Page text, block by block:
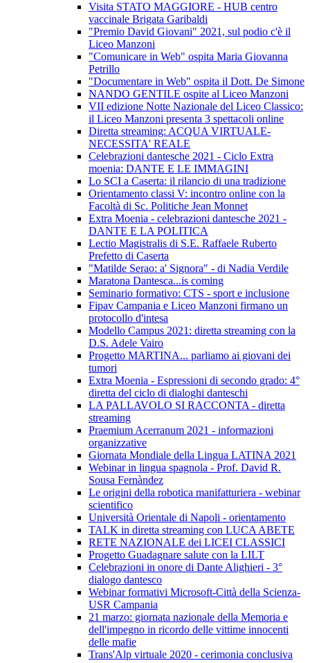
Visita STATO MAGGIORE - HUB centro
vaccinale Brigata Garibaldi
"Premio David Giovani" 2021, sul podio c'è il
Liceo Manzoni
"Comunicare in Web" ospita Maria Giovanna
Petrillo
"Documentare in Web" ospita il Dott. De Simone
NANDO GENTILE ospite al Liceo Manzoni
VII edizione Notte Nazionale del Liceo Classico:
il Liceo Manzoni presenta 3 spettacoli online
Diretta streaming: ACQUA VIRTUALE-
NECESSITA' REALE
Celebrazioni dantesche 2021 - Ciclo Extra
moenia: DANTE E LE IMMAGINI
Lo SCI a Caserta: il rilancio di una tradizione
Orientamento classi V: incontro online con la
Facoltà di Sc. Politiche Jean Monnet
Extra Moenia - celebrazioni dantesche 2021 -
DANTE E LA POLITICA
Lectio Magistralis di S.E. Raffaele Ruberto
Prefetto di Caserta
"Matilde Serao: a' Signora" - di Nadia Verdile
Maratona Dantesca...is coming
Seminario formativo: CTS - sport e inclusione
Fipav Campania e Liceo Manzoni firmano un
protocollo d'intesa
Modello Campus 2021: diretta streaming con la
D.S. Adele Vairo
Progetto MARTINA... parliamo ai giovani dei
tumori
Extra Moenia - Espressioni di secondo grado: 4°
diretta del ciclo di dialoghi danteschi
LA PALLAVOLO SI RACCONTA - diretta
streaming
Praemium Acerranum 2021 - informazioni
organizzative
Giornata Mondiale della Lingua LATINA 2021
Webinar in lingua spagnola - Prof. David R.
Sousa Fernàndez
Le origini della robotica manifatturiera - webinar
scientifico
Università Orientale di Napoli - orientamento
TALK in diretta streaming con LUCA ABETE
RETE NAZIONALE dei LICEI CLASSICI
Progetto Guadagnare salute con la LILT
Celebrazioni in onore di Dante Alighieri - 3°
dialogo dantesco
Webinar formativi Microsoft-Città della Scienza-
USR Campania
21 marzo: giornata nazionale della Memoria e
dell'impegno in ricordo delle vittime innocenti
delle mafie
Trans'Alp virtuale 2020 - cerimonia conclusiva